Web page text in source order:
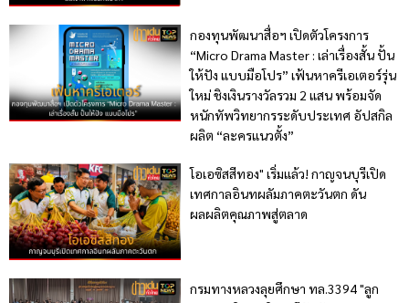
กองทุนพัฒนาสื่อฯ เปิดตัวโครงการ
“Micro Drama Master : เล่าเรื่องสั้น ปั้น
ให้ปัง แบบมือโปร” เฟ้นหาครีเอเตอร์รุ่น
ใหม่ ชิงเงินรางวัลรวม 2 แสน พร้อมจัด
หนักทัพวิทยากรระดับประเทศ อัปสกิล
ผลิต “ละครแนวตั้ง”
โอเอซิสสีทอง" เริ่มแล้ว! กาญจนบุรีเปิด
เทศกาลอินทผลัมภาคตะวันตก ดัน
ผลผลิตคุณภาพสู่ตลาด
กรมทางหลวงลุยศึกษา ทล.3394 "ลูก